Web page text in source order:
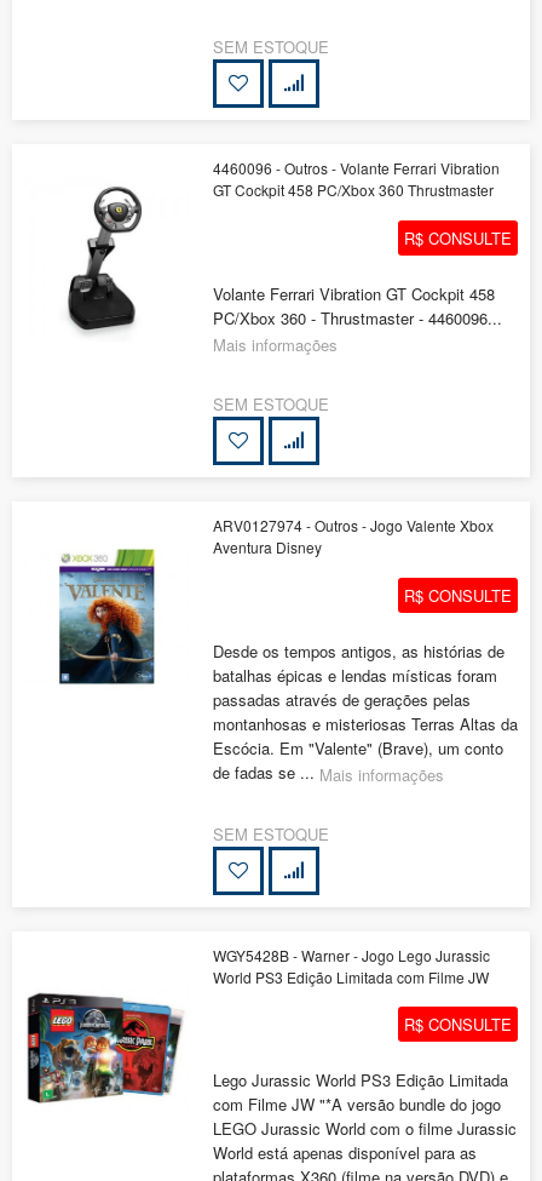
SEM ESTOQUE
4460096 - Outros - Volante Ferrari Vibration
GT Cockpit 458 PC/Xbox 360 Thrustmaster
R$ CONSULTE
Volante Ferrari Vibration GT Cockpit 458
PC/Xbox 360 - Thrustmaster - 4460096...
Mais informações
SEM ESTOQUE
ARV0127974 - Outros - Jogo Valente Xbox
Aventura Disney
R$ CONSULTE
Desde os tempos antigos, as histórias de
batalhas épicas e lendas místicas foram
passadas através de gerações pelas
montanhosas e misteriosas Terras Altas da
Escócia. Em "Valente" (Brave), um conto
de fadas se ... Mais informações
SEM ESTOQUE
WGY5428B - Warner - Jogo Lego Jurassic
World PS3 Edição Limitada com Filme JW
R$ CONSULTE
Lego Jurassic World PS3 Edição Limitada
com Filme JW "*A versão bundle do jogo
LEGO Jurassic World com o filme Jurassic
World está apenas disponível para as